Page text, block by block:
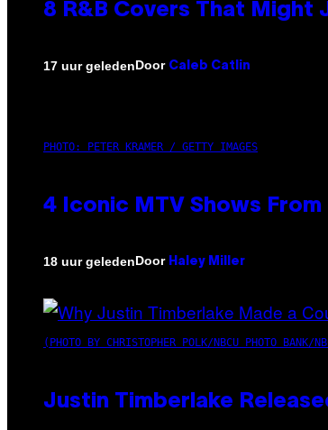
8 R&B Covers That Might
17 uur geledenDoor Caleb Catlin
PHOTO: PETER KRAMER / GETTY IMAGES
4 Iconic MTV Shows
18 uur geledenDoor Haley Miller
(PHOTO BY CHRISTOPHER POLK/NBCU PHOTO BANK/
Justin Timberlake